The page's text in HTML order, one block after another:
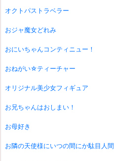
オクトパストラベラー
おジャ魔女どれみ
おにいちゃんコンティニュー！
おねがい☆ティーチャー
オリジナル美少女フィギュア
お兄ちゃんはおしまい！
お母好き
お隣の天使様にいつの間にか駄目人